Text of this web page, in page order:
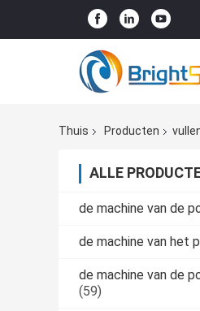
Thuis
Producten
ALLE
de machine van de
de machine van het
de machine van de
(59)